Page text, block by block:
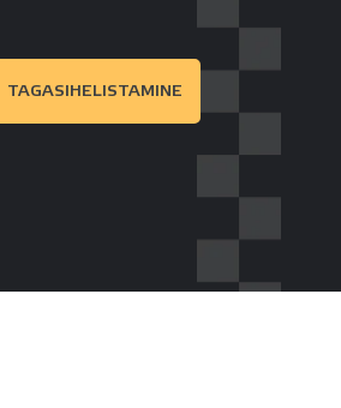
TAGASIHELISTAMINE